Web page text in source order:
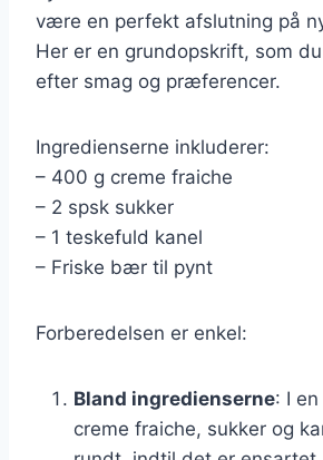
være en perfekt afslutning på
Her er en grundopskrift, som
efter smag og præferencer.
Ingredienserne inkluderer:
– 400 g creme fraiche
– 2 spsk sukker
– 1 teskefuld kanel
– Friske bær til pynt
Forberedelsen er enkel:
Bland ingredienserne: I
creme fraiche, sukker og